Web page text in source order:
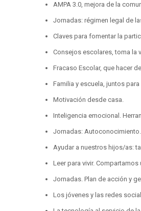
AMPA 3.0, mejora de la
Jornadas: régimen legal de
Claves para fomentar la
Consejos escolares, toma la
Fracaso Escolar, que hacer
Familia y escuela, juntos
Motivación desde casa.
Inteligencia emocional.
Jornadas:
Ayudar a nuestros hijos/as:
Leer para vivir. Compartamos
Jornadas. Plan de acción y
Los jóvenes y las redes